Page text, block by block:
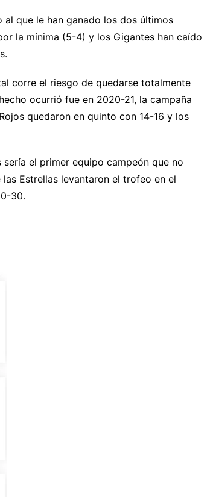
al que le han ganado los dos últimos
la mínima (5-4) y los Gigantes han caído
corre el riesgo de quedarse totalmente
ocurrió fue en 2020-21, la campaña
quedaron en quinto con 14-16 y los
el primer equipo campeón que no
Estrellas levantaron el trofeo en el
30.